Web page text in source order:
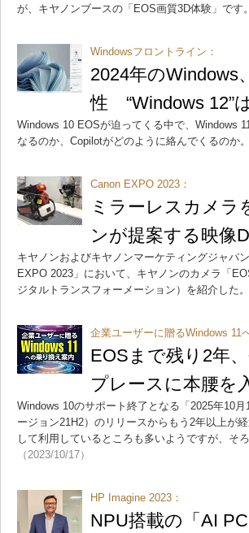
が、キヤノンブースの「EOS画質3D体験」です。
Windowsフロントライン：
2024年のWindows
性 “Windows 12”
Windows 10 EOSが迫ってくる中で、Windows
なるのか、Copilotがどのように絡んでくるのか
Canon EXPO 2023：
ミラーレスカメラ
ンが提案する映像
キヤノンおよびキヤノンマーケティングジャパ
EXPO 2023」において、キヤノンのカメラ「
ジタルトランスフォーメーション）を紹介した。
企業ユーザーに贈るWindows 11
EOSまで残り2年
プレースに本腰を
Windows 10のサポート終了となる「2025年10
ージョン21H2）のリリースからもう2年以上が
して利用しているところも多いようですが、そ
（2023/10/17）
HP Imagine 2023：
NPU搭載の「AI